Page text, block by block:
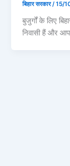
बिहार सरकार/15/
बुजुर्गों के लिए
निवासी हैं और